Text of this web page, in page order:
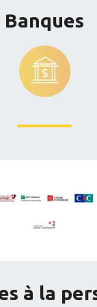
Banques
à la